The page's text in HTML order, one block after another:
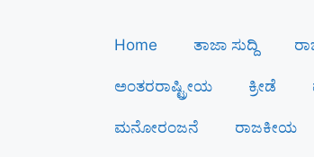
Home ತಾಜಾ ಸುದ್ದಿ
ಅಂತರರಾಷ್ಟ್ರೀಯ ಕ್ರೀಡೆ
ಮನೋರಂಜನೆ ರಾಜಕೀಯ